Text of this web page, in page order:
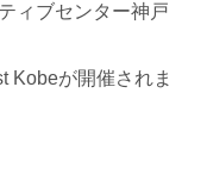
ィブセンター神戸
Kobeが開催されま